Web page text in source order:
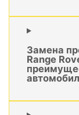
Замена
Range